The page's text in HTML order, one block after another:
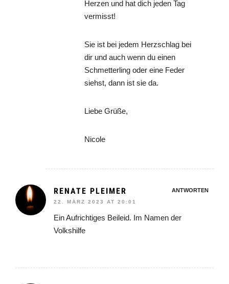
Herzen und hat dich jeden Tag
vermisst!
Sie ist bei jedem Herzschlag bei
dir und auch wenn du einen
Schmetterling oder eine Feder
siehst, dann ist sie da.
Liebe Grüße,
Nicole
RENATE PLEIMER
22. MÄRZ 2023 AT 20:01
ANTWORTEN
Ein Aufrichtiges Beileid. Im Namen der
Volkshilfe